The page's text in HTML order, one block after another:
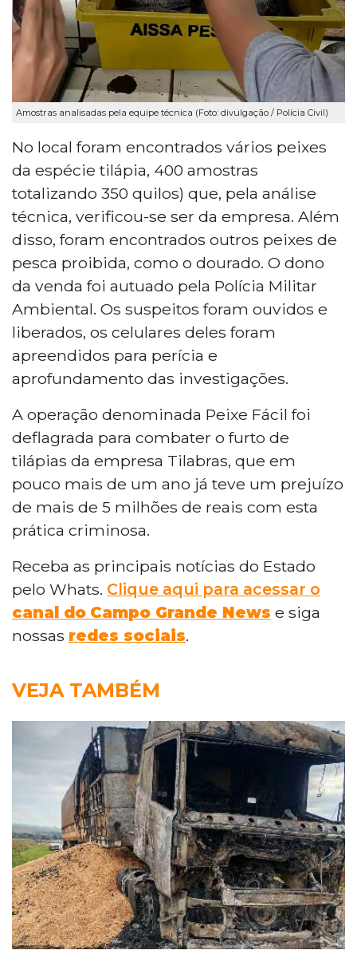
Amostras analisadas pela equipe técnica (Foto: divulgação / Polícia Civil)
No local foram encontrados vários peixes
da espécie tilápia, 400 amostras
totalizando 350 quilos) que, pela análise
técnica, verificou-se ser da empresa. Além
disso, foram encontrados outros peixes de
pesca proibida, como o dourado. O dono
da venda foi autuado pela Polícia Militar
Ambiental. Os suspeitos foram ouvidos e
liberados, os celulares deles foram
apreendidos para perícia e
aprofundamento das investigações.
A operação denominada Peixe Fácil foi
deflagrada para combater o furto de
tilápias da empresa Tilabras, que em
pouco mais de um ano já teve um prejuízo
de mais de 5 milhões de reais com esta
prática criminosa.
Receba as principais notícias do Estado
pelo Whats. Clique aqui para acessar o
canal do Campo Grande News e siga
nossas redes sociais.
VEJA TAMBÉM